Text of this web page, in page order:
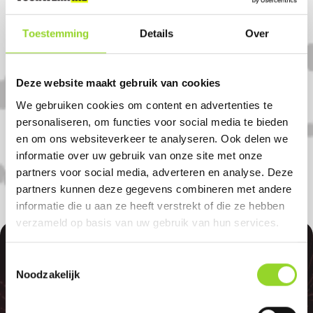
Toestemming Details Over
Deze website maakt gebruik van cookies
We gebruiken cookies om content en advertenties te
personaliseren, om functies voor social media te bieden
en om ons websiteverkeer te analyseren. Ook delen we
informatie over uw gebruik van onze site met onze
partners voor social media, adverteren en analyse. Deze
partners kunnen deze gegevens combineren met andere
informatie die u aan ze heeft verstrekt of die ze hebben
verzameld op basis van uw gebruik van hun services.
Noodzakelijk
Komt u uit Groenlo?
Koop uw vuurwerk dan bij Janfleur
van harte welkom! U bent uiteraard ook
welkom als u uit Oeding, Kotten of
Bredevoort komt.